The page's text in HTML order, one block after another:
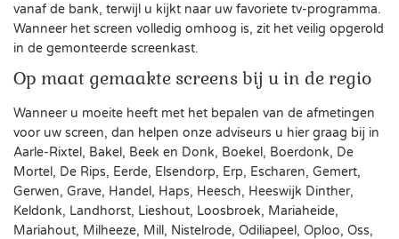
vanaf de bank, terwijl u kijkt naar uw favoriete tv-programma.
Wanneer het screen volledig omhoog is, zit het veilig opgerold
in de gemonteerde screenkast.
Op maat gemaakte screens bij u in de regio
Wanneer u moeite heeft met het bepalen van de afmetingen
voor uw screen, dan helpen onze adviseurs u hier graag bij in
Aarle-Rixtel, Bakel, Beek en Donk, Boekel, Boerdonk, De
Mortel, De Rips, Eerde, Elsendorp, Erp, Escharen, Gemert,
Gerwen, Grave, Handel, Haps, Heesch, Heeswijk Dinther,
Keldonk, Landhorst, Lieshout, Loosbroek, Mariaheide,
Mariahout, Milheeze, Mill, Nistelrode, Odiliapeel, Oploo, Oss,